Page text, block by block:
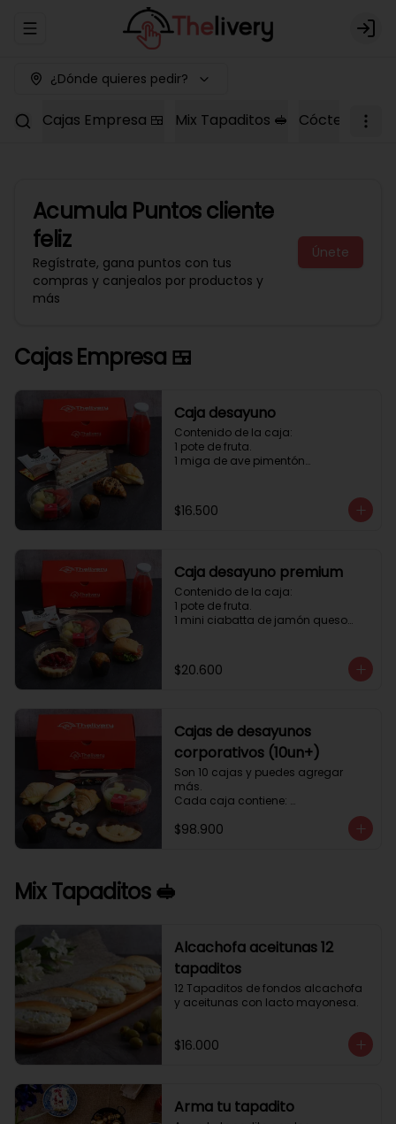
Abrir menu de navegación Login
¿Dónde quieres pedir?
Cajas Empresa 🍱 Mix Tapaditos 🥪 Cóctel Dulce
Acumula Puntos cliente
feliz
Regístrate, gana puntos con tus
compras y canjealos por productos y
más
Únete
Cajas Empresa 🍱
Caja desayuno
Contenido de la caja:
1 pote de fruta.
1 miga de ave pimentón
1 mini muffin
1 sobre de té y café
$16.500
Caja desayuno premium
Contenido de la caja:
1 pote de fruta.
1 mini ciabatta de jamón queso
1 mini muffin
1 cheesecake
$20.600
Cajas de desayunos
corporativos (10un+)
Son 10 cajas y puedes agregar
más.
Cada caja contiene:
2 mini croissant jamón queso.
1 mini muffin.
Estos desayunos no los vendemos
por unidad, desde 10 cajas.
$98.900
Mix Tapaditos 🥪
Alcachofa aceitunas 12
tapaditos
12 Tapaditos de fondos alcachofa
y aceitunas con lacto mayonesa.
$16.000
Arma tu tapadito